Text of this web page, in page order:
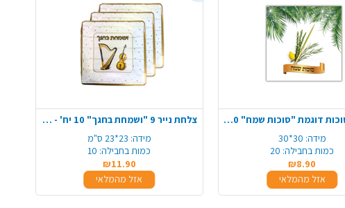
מפיות לסוכות דוגמת "סוכות שמח" 20 יח' - צבעוני
מידה: 30*30
כמות בחבילה: 20
₪8.90
אזל מהמלאי
צלחת נייר 9 "ושמחת בחגך" 10 יח' - לבן
מידה: 23*23 ס"מ
כמות בחבילה: 10
₪11.90
אזל מהמלאי